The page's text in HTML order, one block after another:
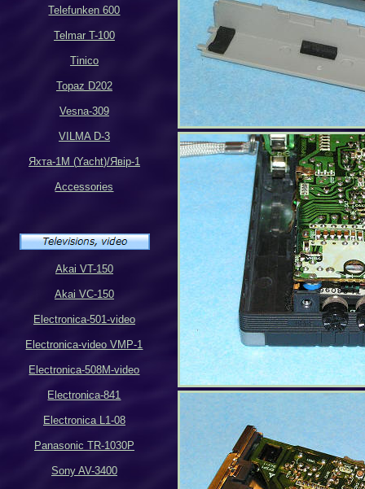
Telefunken 600
Telmar T-100
Tinico
Topaz D202
Vesna-309
VILMA D-3
Яхта-1М (Yacht)/Явiр-1
Accessories
Akai VT-150
Akai VC-150
Electronica-501-video
Electronica-video VMP-1
Electronica-508M-video
Electronica-841
Electronica L1-08
Panasonic TR-1030P
Sony AV-3400